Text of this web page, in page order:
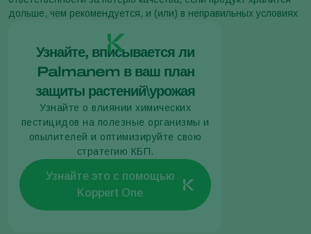
дольше, чем рекомендуется, и (или) в неправильных условиях
Узнайте, вписывается ли
Palmanem в ваш план
защиты растений\урожая
Узнайте о влиянии химических
пестицидов на полезные организмы и
опылителей и оптимизируйте свою
стратегию КБП.
Узнайте это с помощью
Koppert One